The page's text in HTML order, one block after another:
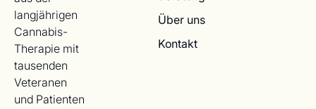
langjährigen
Cannabis-
Therapie mit
tausenden
Veteranen
und Patienten
Über uns
Kontakt